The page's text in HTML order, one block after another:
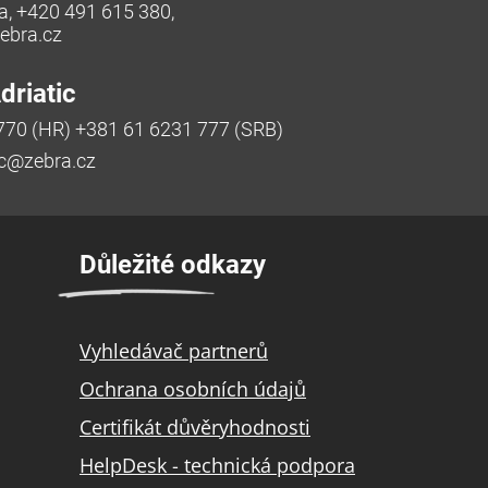
+420 491 615 380,
(HR) +381 61 6231 777 (SRB)
Důležité odkazy
Vyhledávač partnerů
Ochrana osobních údajů
Certifikát důvěryhodnosti
HelpDesk - technická podpora